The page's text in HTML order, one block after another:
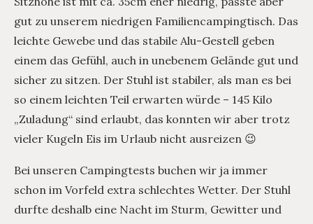
gut zu unserem niedrigen Familiencampingtisch. Das
leichte Gewebe und das stabile Alu-Gestell geben
einem das Gefühl, auch in unebenem Gelände gut und
sicher zu sitzen. Der Stuhl ist stabiler, als man es bei
so einem leichten Teil erwarten würde – 145 Kilo
„Zuladung“ sind erlaubt, das konnten wir aber trotz
vieler Kugeln Eis im Urlaub nicht ausreizen 😉
Bei unseren Campingtests buchen wir ja immer
schon im Vorfeld extra schlechtes Wetter. Der Stuhl
durfte deshalb eine Nacht im Sturm, Gewitter und